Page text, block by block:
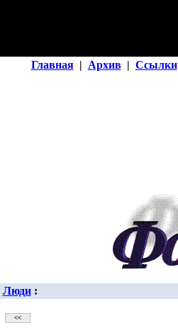
Главная | Архив | Ссылки
Люди: